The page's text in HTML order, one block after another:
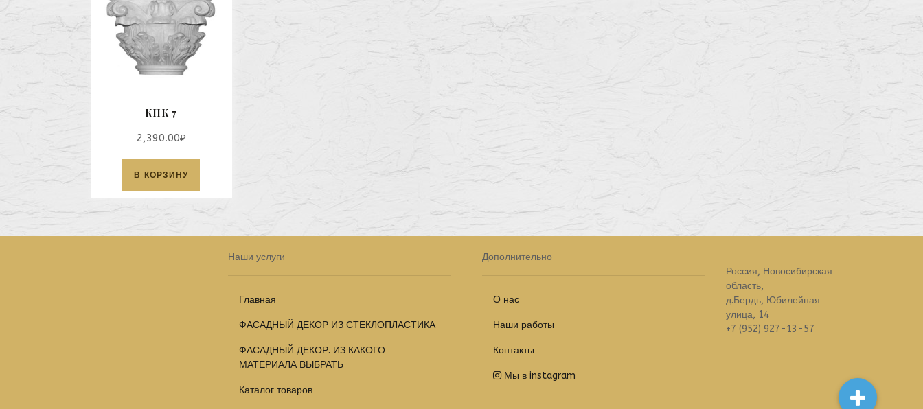
КПК 7
2,390.00₽
В КОРЗИНУ
Наши услуги
Главная
ФАСАДНЫЙ ДЕКОР ИЗ СТЕКЛОПЛАСТИКА
ФАСАДНЫЙ ДЕКОР. ИЗ КАКОГО
МАТЕРИАЛА ВЫБРАТЬ
Каталог товаров
Дополнительно
О нас
Наши работы
Контакты
Мы в instagram
Россия, Новосибирская
область,
д.Бердь, Юбилейная
улица, 14
+7 (952) 927-13-57